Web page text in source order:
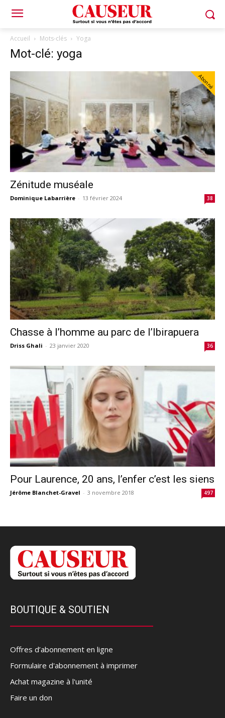
Accueil Mots-clés Yoga
Mot-clé: yoga
Abonné
Zénitude muséale
Dominique Labarrière - 13 février 2024 38
Chasse à l’homme au parc de l’Ibirapuera
Driss Ghali - 23 janvier 2020 36
Pour Laurence, 20 ans, l’enfer c’est les siens
Jérôme Blanchet-Gravel - 3 novembre 2018 497
BOUTIQUE & SOUTIEN
Offres d’abonnement en ligne
Formulaire d'abonnement à imprimer
Achat magazine à l'unité
Faire un don